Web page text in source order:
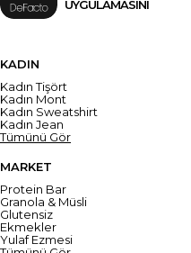
UYGULAMASINI
KADIN
Kadın Tişört
Kadın Mont
Kadın Sweatshirt
Kadın Jean
Tümünü Gör
MARKET
Protein Bar
Granola & Müsli
Glutensiz
Ekmekler
Yulaf Ezmesi